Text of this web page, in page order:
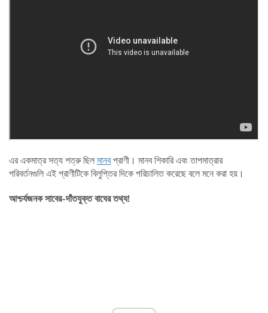
এর একমাত্র সত্য শত্রু ছিল মানবপ্রাণী। মানব শিকারি এবং তাপমাত্রার
পরিবর্তনগুলি এই প্রাণীটিকে বিলুপ্তির দিকে পরিচালিত করেছে বলে মনে করা হয়।
আশ্চর্যজনক সাবের-দাঁতযুক্ত বাঘের তথ্য!